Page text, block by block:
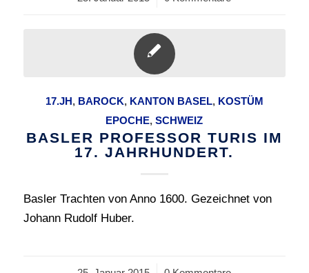
17.JH, BAROCK, KANTON BASEL, KOSTÜM
EPOCHE,SCHWEIZ
BASLER PROFESSOR TURIS IM
17. JAHRHUNDERT.
Basler Trachten von Anno 1600. Gezeichnet von
Johann Rudolf Huber.